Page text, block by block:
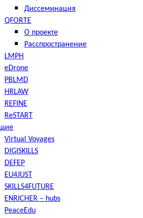
Диссеминация
QFORTE
О проекте
Расспространение
LMPH
eDrone
PBLMD
HRLAW
REFINE
ReSTART
Virtual Voyages
DIGISKILLS
DEFEP
EU4JUST
SKILLS4FUTURE
ENRICHER – hubs
PeaceEdu